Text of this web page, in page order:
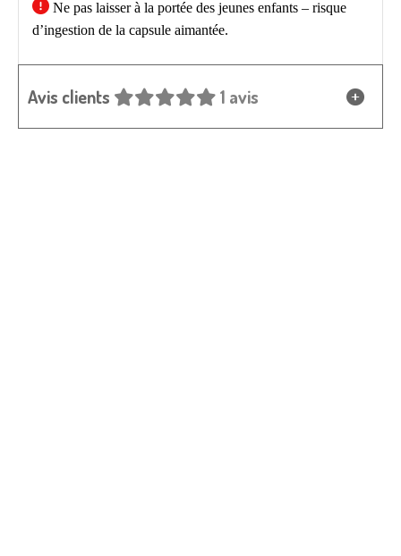
 Ne pas laisser à la portée des jeunes enfants – risque
d’ingestion de la capsule aimantée.
Avis clients 1 avis